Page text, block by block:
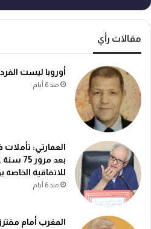
مقالات رأي
أوروبا ليست
منذ 6 أيام
العمارتي: تأملات
بعد
للاتفاقية الخاصة
منذ 6 أيام
المغرب أمام